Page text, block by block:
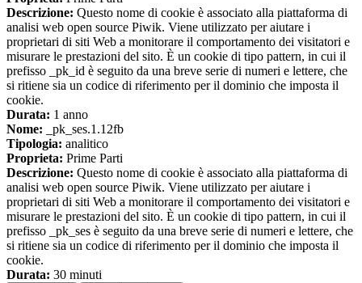
Descrizione: Questo nome di cookie è associato alla piattaforma di
analisi web open source Piwik. Viene utilizzato per aiutare i
proprietari di siti Web a monitorare il comportamento dei visitatori e
misurare le prestazioni del sito. È un cookie di tipo pattern, in cui il
prefisso _pk_id è seguito da una breve serie di numeri e lettere, che
si ritiene sia un codice di riferimento per il dominio che imposta il
cookie.
Durata: 1 anno
Nome: _pk_ses.1.12fb
Tipologia: analitico
Proprieta: Prime Parti
Descrizione: Questo nome di cookie è associato alla piattaforma di
analisi web open source Piwik. Viene utilizzato per aiutare i
proprietari di siti Web a monitorare il comportamento dei visitatori e
misurare le prestazioni del sito. È un cookie di tipo pattern, in cui il
prefisso _pk_ses è seguito da una breve serie di numeri e lettere, che
si ritiene sia un codice di riferimento per il dominio che imposta il
cookie.
Durata: 30 minuti